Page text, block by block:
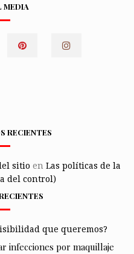
MEDIA
RECIENTES
sitio en Las políticas de la
del control)
que queremos?
infecciones por maquillaje